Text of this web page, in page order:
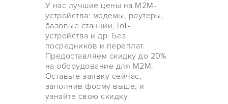
У нас лучшие цены на М2М-
устройства: модемы, роутеры,
базовые станции, IoT-
устройства и др. Без
посредников и переплат.
Предоставляем скидку до 20%
на оборудование для М2М.
Оставьте заявку сейчас,
заполнив форму выше, и
узнайте свою скидку.